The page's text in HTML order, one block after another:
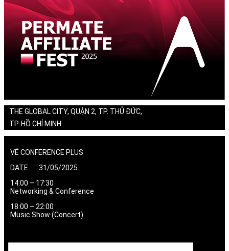
THE GLOBAL CITY, QUẬN 2, TP. THỦ ĐỨC,
TP. HỒ CHÍ MINH
VÉ CONFERENCE PLUS
DATE 31/05/2025
14:00 – 17:30
Networking & Conference
18:00 – 22:00
Music Show (Concert)